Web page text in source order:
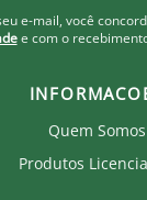
e-mail, você
e com o
Quem Somos
Produtos